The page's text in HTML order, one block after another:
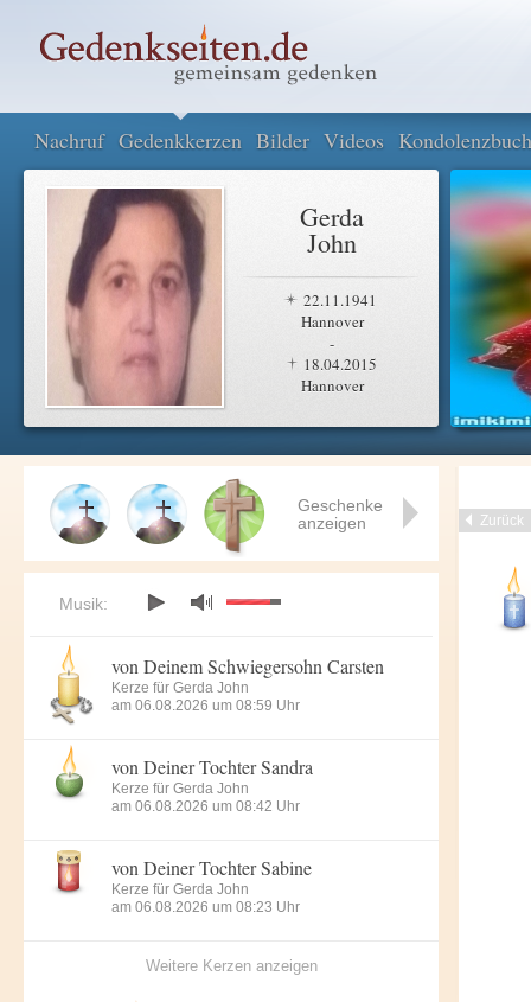
Nachruf Gedenkkerzen Bilder Videos Kondolenzbuch
Gerda
John
22.11.1941
Hannover
-
18.04.2015
Hannover
Zurück
Geschenke
anzeigen
Musik:
von Deinem Schwiegersohn Carsten
Kerze für Gerda John
am 06.08.2026 um 08:59 Uhr
von Deiner Tochter Sandra
Kerze für Gerda John
am 06.08.2026 um 08:42 Uhr
von Deiner Tochter Sabine
Kerze für Gerda John
am 06.08.2026 um 08:23 Uhr
Weitere Kerzen anzeigen